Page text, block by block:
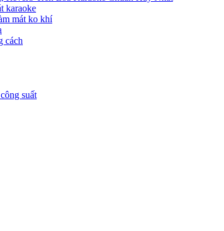
karaoke
mát ko khí
cách
suất